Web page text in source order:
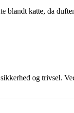
katte, da
og trivsel.